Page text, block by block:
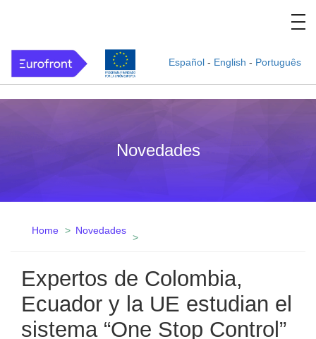
Español - English - Português
Novedades
Home Novedades
Expertos de Colombia,
Ecuador y la UE estudian el
sistema “One Stop Control”